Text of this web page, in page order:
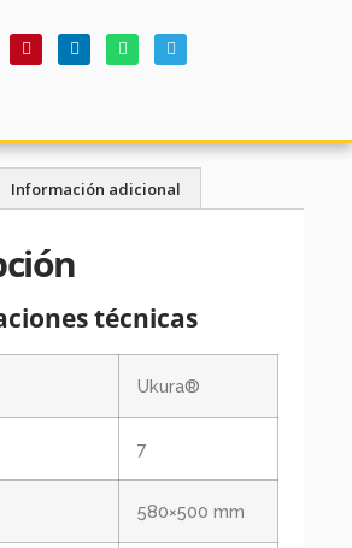
Información adicional
técnicas
Ukura®
7
580×500 mm